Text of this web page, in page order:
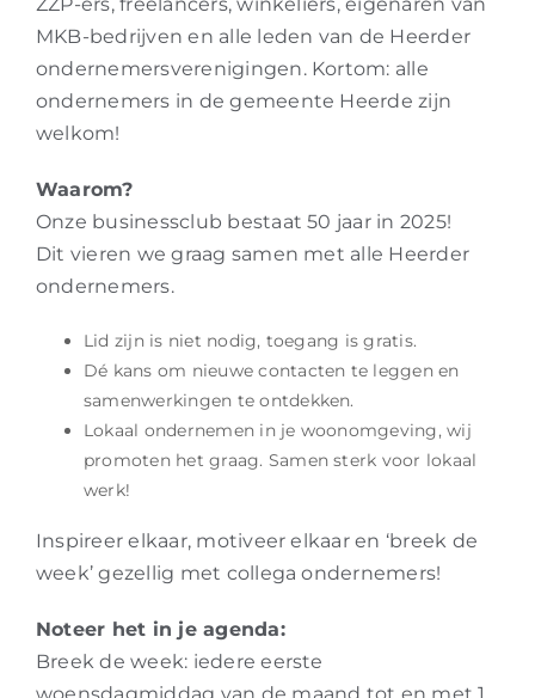
MKB-bedrijven en alle leden van de Heerder
ondernemersverenigingen. Kortom: alle
ondernemers in de gemeente Heerde zijn
welkom!
Waarom?
Onze businessclub bestaat 50 jaar in 2025!
Dit vieren we graag samen met alle Heerder
ondernemers.
Lid zijn is niet nodig, toegang is gratis.
Dé kans om nieuwe contacten te leggen en
samenwerkingen te ontdekken.
Lokaal ondernemen in je woonomgeving, wij
promoten het graag. Samen sterk voor lokaal
werk!
Inspireer elkaar, motiveer elkaar en ‘breek de
week’ gezellig met collega ondernemers!
Noteer het in je agenda:
Breek de week: iedere eerste